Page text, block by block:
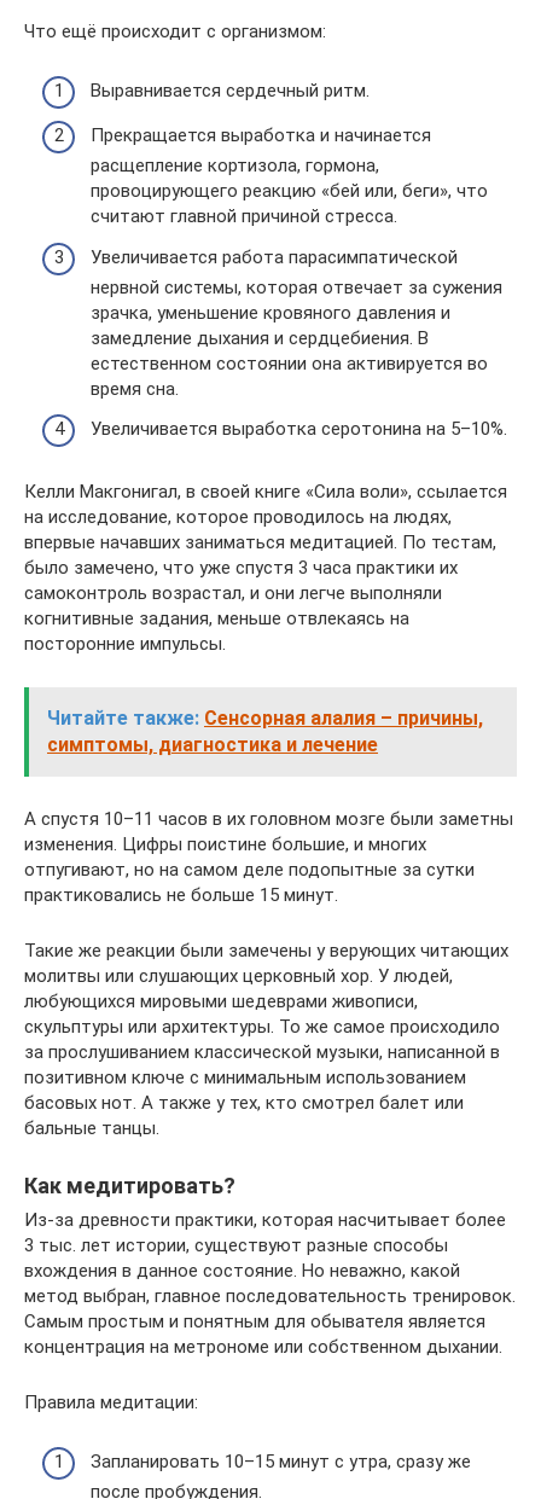
Что ещё происходит с организмом:
Выравнивается сердечный ритм.
Прекращается выработка и начинается
расщепление кортизола, гормона,
провоцирующего реакцию «бей или, беги», что
считают главной причиной стресса.
Увеличивается работа парасимпатической
нервной системы, которая отвечает за сужения
зрачка, уменьшение кровяного давления и
замедление дыхания и сердцебиения. В
естественном состоянии она активируется во
время сна.
Увеличивается выработка серотонина на 5–10%.
Келли Макгонигал, в своей книге «Сила воли», ссылается
на исследование, которое проводилось на людях,
впервые начавших заниматься медитацией. По тестам,
было замечено, что уже спустя 3 часа практики их
самоконтроль возрастал, и они легче выполняли
когнитивные задания, меньше отвлекаясь на
посторонние импульсы.
Читайте также: Сенсорная алалия – причины,
симптомы, диагностика и лечение
А спустя 10–11 часов в их головном мозге были заметны
изменения. Цифры поистине большие, и многих
отпугивают, но на самом деле подопытные за сутки
практиковались не больше 15 минут.
Такие же реакции были замечены у верующих читающих
молитвы или слушающих церковный хор. У людей,
любующихся мировыми шедеврами живописи,
скульптуры или архитектуры. То же самое происходило
за прослушиванием классической музыки, написанной в
позитивном ключе с минимальным использованием
басовых нот. А также у тех, кто смотрел балет или
бальные танцы.
Как медитировать?
Из-за древности практики, которая насчитывает более
3 тыс. лет истории, существуют разные способы
вхождения в данное состояние. Но неважно, какой
метод выбран, главное последовательность тренировок.
Самым простым и понятным для обывателя является
концентрация на метрономе или собственном дыхании.
Правила медитации:
Запланировать 10–15 минут с утра, сразу же
после пробуждения.